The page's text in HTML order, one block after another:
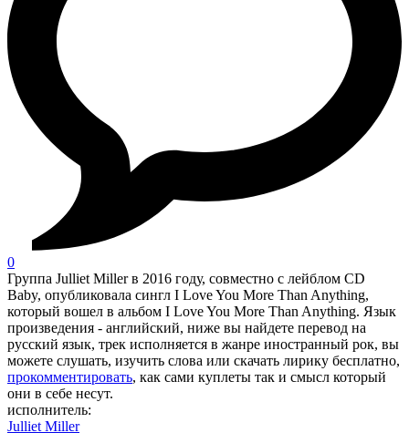
0
Группа Julliet Miller в 2016 году, совместно с лейблом CD
Baby, опубликовала сингл I Love You More Than Anything,
который вошел в альбом I Love You More Than Anything. Язык
произведения - английский, ниже вы найдете перевод на
русский язык, трек исполняется в жанре иностранный рок, вы
можете слушать, изучить слова или скачать лирику бесплатно,
прокомментировать, как сами куплеты так и смысл который
они в себе несут.
исполнитель:
Julliet Miller